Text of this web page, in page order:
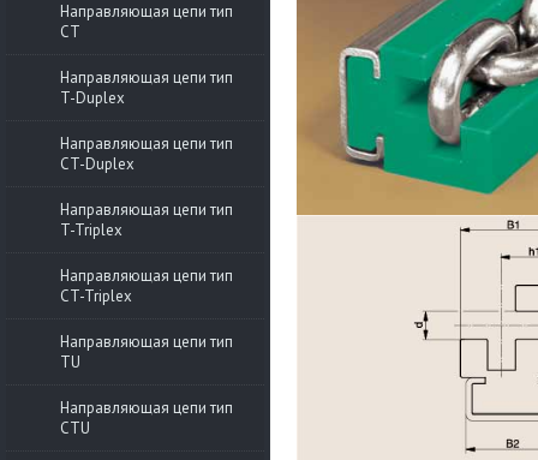
Направляющая цепи тип
СT
Направляющая цепи тип
T-Duplex
Направляющая цепи тип
СT-Duplex
Направляющая цепи тип
T-Triplex
Направляющая цепи тип
CT-Triplex
Направляющая цепи тип
TU
Направляющая цепи тип
CTU